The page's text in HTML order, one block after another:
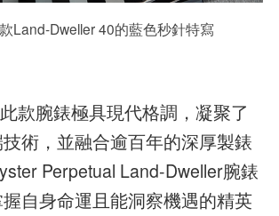
Land-Dweller 40的藍色秒針特寫
款腕錶極具現代格調，凝聚了
術，並融合逾百年的深厚製錶
Perpetual Land-Dweller腕錶
自身命運且能洞察機遇的精英